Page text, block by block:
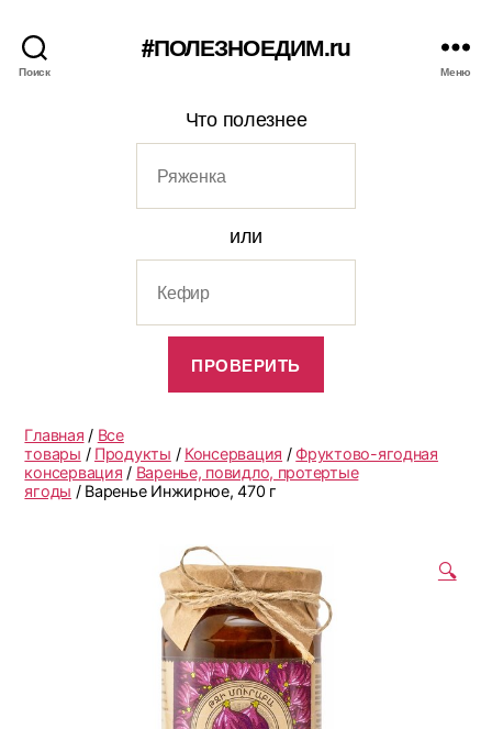
Поиск
#ПОЛЕЗНОЕДИМ.ru
Меню
Что полезнее
или
Главная / Все
товары / Продукты / Консервация / Фруктово-ягодная
консервация / Варенье, повидло, протертые
ягоды / Варенье Инжирное, 470 г
🔍